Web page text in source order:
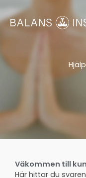
till
innehåll
Väkommen till
Här hittar du